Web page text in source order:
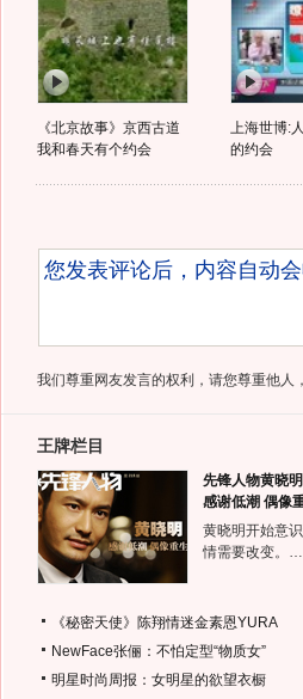
《北京故事》京西古道
我和春天有个约会
上海世博:
的约会
我们尊重网友发言的权利，请您尊重他人
王牌栏目
先锋人物黄晓明
感谢低潮 偶像
黄晓明开始意
情需要改变。
《秘密天使》陈翔情迷金素恩YURA
NewFace张俪：不怕定型“物质女”
明星时尚周报：女明星的欲望衣橱